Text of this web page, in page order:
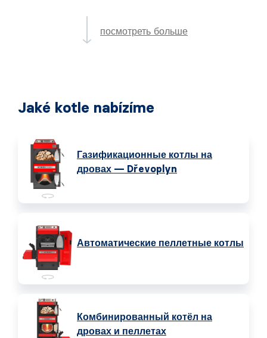
посмотреть больше
Jaké kotle nabízíme
Газификационные котлы на
дровах — Dřevoplyn
Автоматические пеллетные котлы
Комбинированный котёл на
дровах и пеллетах